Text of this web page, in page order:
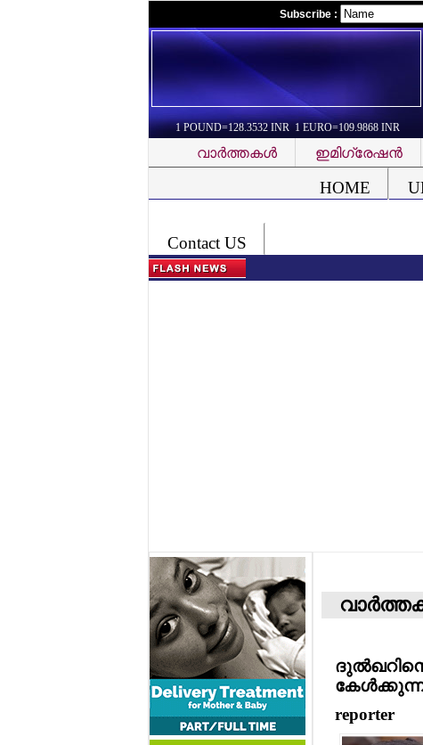
Subscribe :
1 POUND=128.3532 INR 1 EURO=109.9868 INR
വാര്‍ത്തകള്‍ ഇമിഗ്രേഷന്‍
HOME
Contact US
reporter